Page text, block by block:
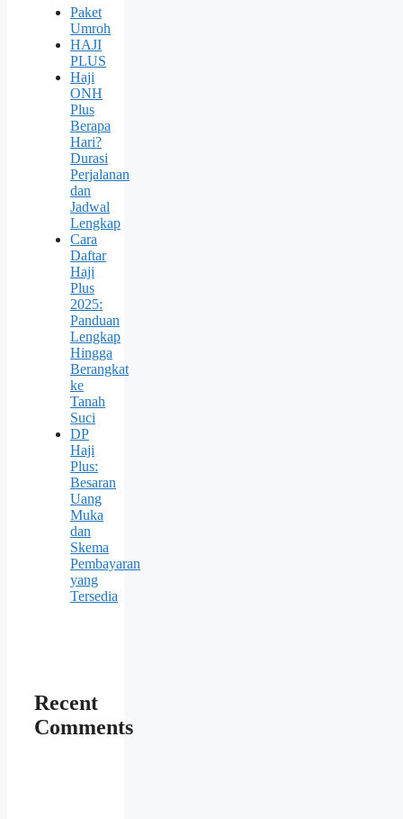
Paket
Umroh
HAJI
PLUS
Haji
ONH
Plus
Berapa
Hari?
Durasi
Perjalanan
dan
Jadwal
Lengkap
Cara
Daftar
Haji
Plus
2025:
Panduan
Lengkap
Hingga
Berangkat
ke
Tanah
Suci
DP
Haji
Plus:
Besaran
Uang
Muka
dan
Skema
Pembayaran
yang
Tersedia
Recent
Comments